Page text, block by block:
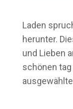
Laden
herunter.
und Lieben
schönen